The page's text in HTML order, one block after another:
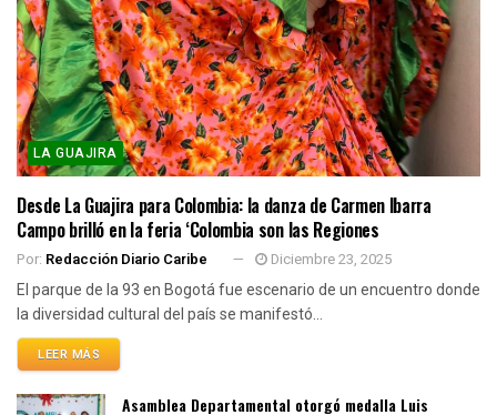
LA GUAJIRA
Desde La Guajira para Colombia: la danza de Carmen Ibarra
Campo brilló en la feria ‘Colombia son las Regiones
Por: Redacción Diario Caribe Diciembre 23, 2025
El parque de la 93 en Bogotá fue escenario de un encuentro donde
la diversidad cultural del país se manifestó...
LEER MÁS
Asamblea Departamental otorgó medalla Luis